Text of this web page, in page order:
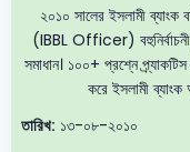
২০১০ সালের ইসলামী ব্যাংক
(IBBL Officer)
সমাধান। ১০০+ প্রশ্নে
করে ইসলামী
তারিখ: ১৩-০৮-২০১০